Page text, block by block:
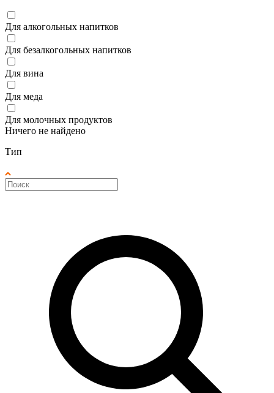
Для алкогольных напитков
Для безалкогольных напитков
Для вина
Для меда
Для молочных продуктов
Ничего не найдено
Тип